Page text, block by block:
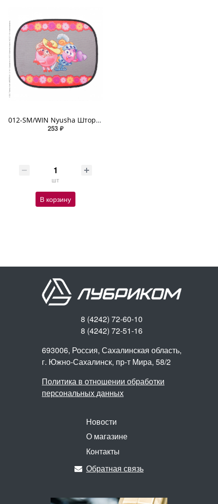
012-SM/WIN Nyusha Шторка - экран на боковое окно "Смешарики" 44х36см 2шт чёрный, розовый с Нюшей
253 ₽
шт
В корзину
8 (4242) 72-60-10
8 (4242) 72-51-16
693006, Россия, Сахалинская область,
г. Южно-Сахалинск, пр-т Мира, 58/2
Политика в отношении обработки
персональных данных
Новости
О магазине
Контакты
Обратная связь